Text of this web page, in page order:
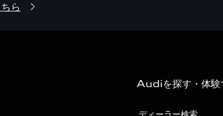
ら
Audiを探す・体験
ディーラー検索